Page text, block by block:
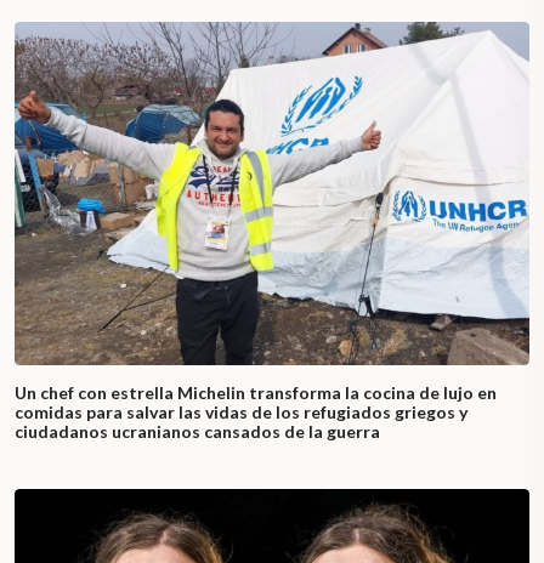
Un chef con estrella Michelin transforma la cocina de lujo en
comidas para salvar las vidas de los refugiados griegos y
ciudadanos ucranianos cansados de la guerra